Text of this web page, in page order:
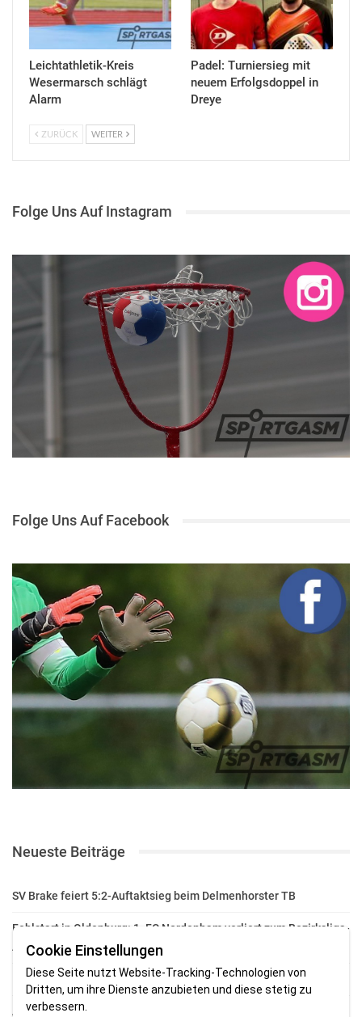
Leichtathletik-Kreis
Wesermarsch schlägt
Alarm
Padel: Turniersieg mit
neuem Erfolgsdoppel in
Dreye
ZURÜCK WEITER
Folge Uns Auf Instagram
Folge Uns Auf Facebook
Neueste Beiträge
SV Brake feiert 5:2-Auftaktsieg beim Delmenhorster TB
Fehlstart in Oldenburg: 1. FC Nordenham verliert zum Bezirksliga-
Auftakt
Fußball in der Wesermarsch: Die Bilder vom Wochenende
Aufstieg geschafft: HSG-Unterweser-C-Jugend macht sich bereit
Cookie Einstellungen
Diese Seite nutzt Website-Tracking-Technologien von
Dritten, um ihre Dienste anzubieten und diese stetig zu
verbessern.